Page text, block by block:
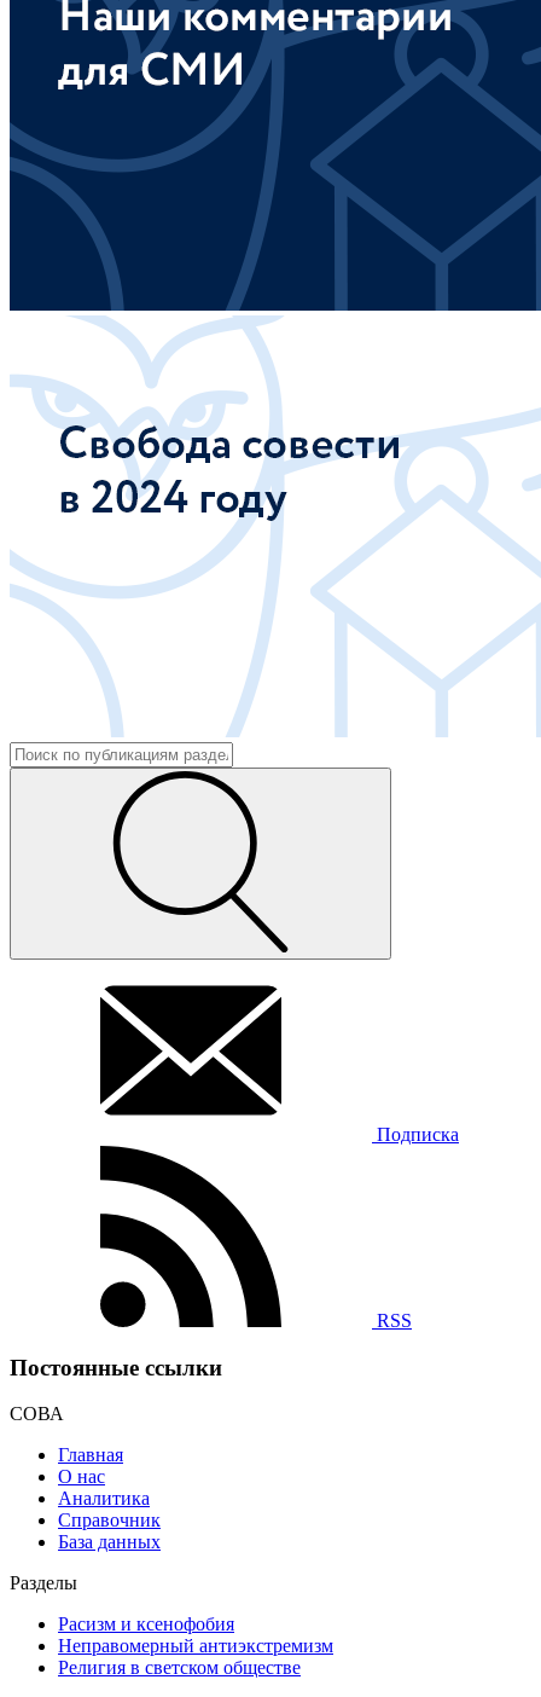
Подписка
RSS
Постоянные ссылки
СОВА
Главная
О нас
Аналитика
Справочник
База данных
Разделы
Расизм и ксенофобия
Неправомерный антиэкстремизм
Религия в светском обществе